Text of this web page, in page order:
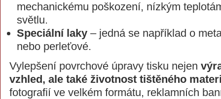
mechanickému poškození, nízkým
světlu.
Speciální laky – jedná se například o
nebo perleťové.
Vylepšení povrchové úpravy tisku nejen
vzhled, ale také životnost tištěného
fotografií ve velkém formátu, reklamních